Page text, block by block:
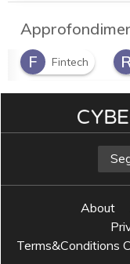
F
Fintech R
S Securiy
About
Terms&Conditions